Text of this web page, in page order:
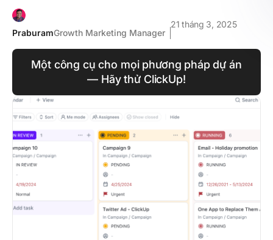
PraburamGrowth Marketing Manager
21 tháng 3, 2025
Một công cụ cho mọi phương pháp dự án
— Hãy thử ClickUp!